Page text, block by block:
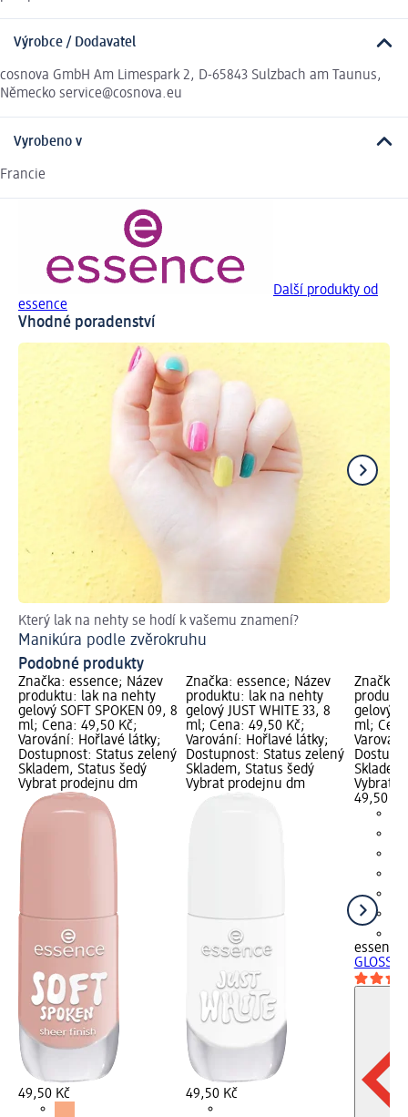
Výrobce / Dodavatel
cosnova GmbH Am Limespark 2, D-65843 Sulzbach am Taunus,
Německo service@cosnova.eu
Vyrobeno v
Francie
Další produkty od
essence
Vhodné poradenství
Který lak na nehty se hodí k vašemu znamení?
Manikúra podle zvěrokruhu
Podobné produkty
Značka: essence; Název
produktu: lak na nehty
gelový SOFT SPOKEN 09, 8
ml; Cena: 49,50 Kč;
Varování: Hořlavé látky;
Dostupnost: Status zelený
Skladem, Status šedý
Vybrat prodejnu dm
49,50 Kč
Značka: essence; Název
produktu: lak na nehty
gelový JUST WHITE 33, 8
ml; Cena: 49,50 Kč;
Varování: Hořlavé látky;
Dostupnost: Status zelený
Skladem, Status šedý
Vybrat prodejnu dm
49,50 Kč
Značka:
gelový
ml;
Vybrat
49,50 Kč
essence